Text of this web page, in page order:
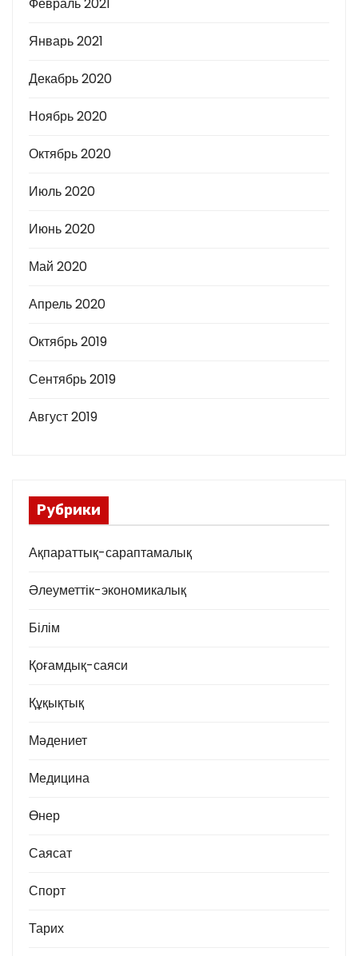
Февраль 2021
Январь 2021
Декабрь 2020
Ноябрь 2020
Октябрь 2020
Июль 2020
Июнь 2020
Май 2020
Апрель 2020
Октябрь 2019
Сентябрь 2019
Август 2019
Рубрики
Ақпараттық-сараптамалық
Әлеуметтік-экономикалық
Білім
Қоғамдық-саяси
Құқықтық
Мәдениет
Медицина
Өнер
Саясат
Спорт
Тарих